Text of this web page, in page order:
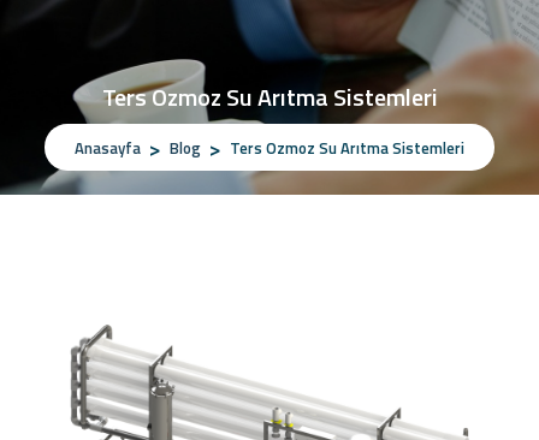
Ters Ozmoz Su Arıtma Sistemleri
Anasayfa Blog Ters Ozmoz Su Arıtma Sistemleri